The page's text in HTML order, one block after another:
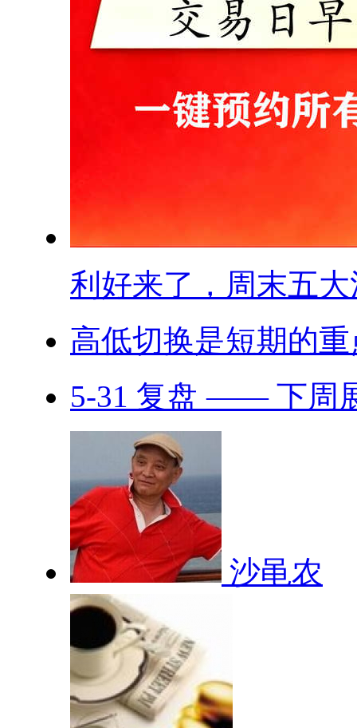
利好来了，周末五大
高低切换是短期的重
5-31 复盘 —— 下周
沙黾农